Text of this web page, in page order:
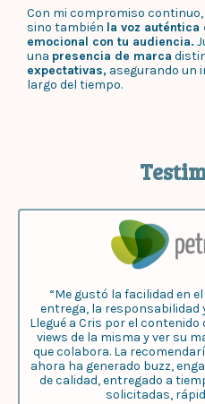
Con mi compromiso
sino también la voz
emocional con tu audiencia.
una presencia de marca
expectativas, asegurando un
largo del tiempo.
“Me gustó la facilidad en
entrega, la responsabilidad
Llegué a Cris por el
views de la misma y ver su
que colabora. La
ahora ha generado buzz,
de calidad, entregado a
solicitadas,